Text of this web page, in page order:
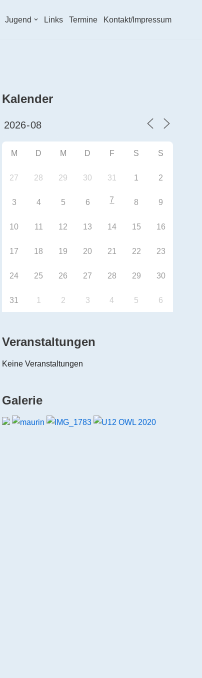
Jugend Links Termine Kontakt/Impressum
Kalender
M D M D F S S
27 28 29 30 31 1 2
3 4 5 6 7 8 9
10 11 12 13 14 15 16
17 18 19 20 21 22 23
24 25 26 27 28 29 30
31 1 2 3 4 5 6
Veranstaltungen
Keine Veranstaltungen
Galerie